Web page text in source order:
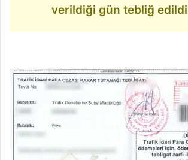
verildiği gün tebliğ edildi